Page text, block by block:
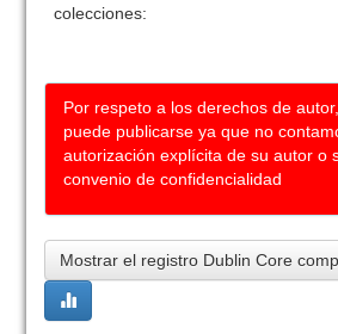
colecciones:
Por respeto a los derechos de
puede publicarse ya que no
autorización explícita de su autor o
convenio de confidencialidad
Mostrar el registro Dublin Core